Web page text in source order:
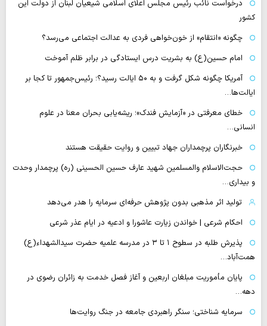
درخواست نائب رئیس مجلس اعلای اسلامی شیعیان لبنان از دولت این
کشور
چگونه «انتقام» از خون‌خواهی فردی به عدالت اجتماعی می‌رسد؟
امام حسین(ع) به بشریت درس ایستادگی در برابر ظلم آموخت
آمریکا چگونه شکل گرفت و به ۵۰ ایالت رسید؟؛ رئیس‌جمهور تا کجا بر
ایالت‌ها…
خطای معرفتی در «آزمایش فندک»؛ ریشه‌یابی بحران معنا در علوم
انسانی…
خبرنگاران پرچمداران جهاد تبیین و روایت حقیقت هستند
حجت‌الاسلام والمسلمین شهید عارف حسین الحسینی (ره) پرچمدار وحدت
و بیداری…
تولید اثر مذهبی بدون پژوهش حرفه‌ای سرمایه را هدر می‌دهد
احکام شرعی | خواندن زیارت عاشورا و ادعیه در ایام عذر شرعی
پذیرش طلبه در سطوح ۱ تا ۳ در مدرسه علمیه حضرت سیدالشهداء(ع)
همت‌آباد…
پایان مأموریت مبلغان اربعین و آغاز فصل خدمت به زائران رضوی در
دهه…
سرمایه شناختی؛ سنگر راهبردی جامعه در جنگ روایت‌ها